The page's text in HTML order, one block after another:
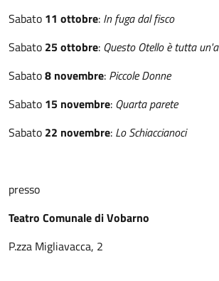
Sabato 11 ottobre: In fuga dal fisco
Sabato 25 ottobre: Questo Otello è tutta
Sabato8 novembre: Piccole Donne
Sabato 15 novembre: Quarta parete
Sabato 22 novembre: Lo Schiaccianoci
presso
Teatro Comunale di Vobarno
P.zza Migliavacca, 2